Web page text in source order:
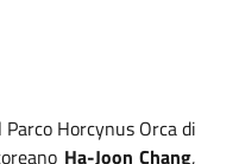
Horcynus Orca di
Ha-Joon Chang,